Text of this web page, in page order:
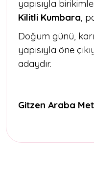
yapısıyla
Kilitli Kumbara,
Doğum günü,
yapısıyla öne
adaydır.
Gitzen Araba